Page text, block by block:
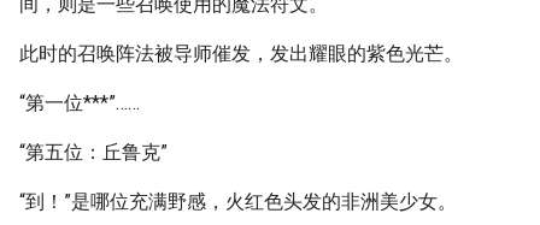
此时的召唤阵法被导师催发，发出耀眼的紫色光芒。
“第一位***”……
“第五位：丘鲁克”
“到！”是哪位充满野感，火红色头发的非洲美少女。